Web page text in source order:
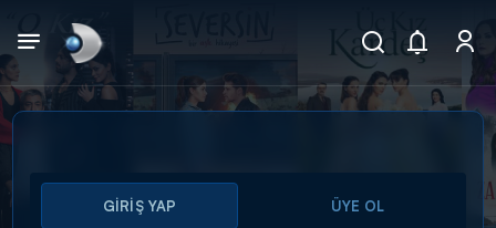
Arama
GİRİŞ YAP ÜYE OL